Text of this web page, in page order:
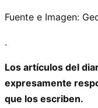
Fuente e Imagen:
.
Los artículos del
expresamente
que los escriben.